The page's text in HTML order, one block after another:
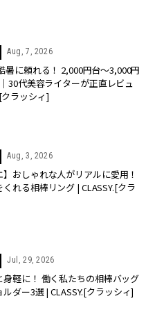
Aug, 7, 2026
暑に頼れる！ 2,000円台〜3,000円
30代美容ライターが正直レビュ
クラッシィ]
Aug, 3, 2026
】おしゃれな人がリアルに愛用！
れる相棒リング | CLASSY.[クラ
Jul, 29, 2026
身軽に！ 働く私たちの相棒バッグ
ルダー3選 | CLASSY.[クラッシィ]